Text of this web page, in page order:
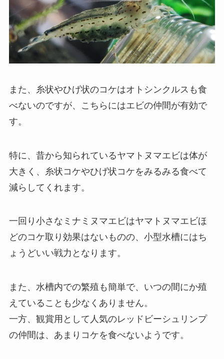
また、糸状やひげ状のコケはオトシンクルスも食
べないのですが、こちらにはエビの仲間が有効で
す。
特に、昔から知られているヤマトヌマエビは体が
大きく、糸状コケやひげ状コケをみるみる食べて
減らしてくれます。
一回り小さなミナミヌマエビはヤマトヌマエビほ
どのコケ取り効果はないものの、小型水槽にはち
ょうどいい戦力となります。
また、水槽内での繁殖も簡単で、いつの間にか殖
えていることも少なくありません。
一方、観賞用として人気のレッドビーシュリンプ
の仲間は、あまりコケを食べないようです。